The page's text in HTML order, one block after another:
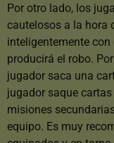
Por otro lado, los
cautelosos a la hora
inteligentemente
producirá el robo.
jugador saca una
jugador saque
misiones
equipo. Es muy